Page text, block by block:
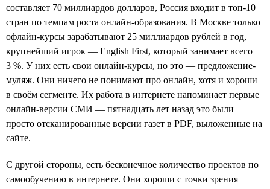
составляет 70 миллиардов долларов, Россия входит в топ-10
стран по темпам роста онлайн-образования. В Москве только
офлайн-курсы зарабатывают 25 миллиардов рублей в год,
крупнейший игрок — English First, который занимает всего
3 %. У них есть свои онлайн-курсы, но это — предложение-
муляж. Они ничего не понимают про онлайн, хотя и хороши
в своём сегменте. Их работа в интернете напоминает первые
онлайн-версии СМИ — пятнадцать лет назад это были
просто отсканированные версии газет в PDF, выложенные на
сайте.
С другой стороны, есть бесконечное количество проектов по
самообучению в интернете. Они хороши с точки зрения